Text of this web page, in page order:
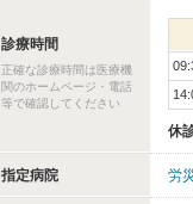
診療時間
正確な診療時間は医療機
関のホームページ・電話
等で確認してください
休
指定病院 労